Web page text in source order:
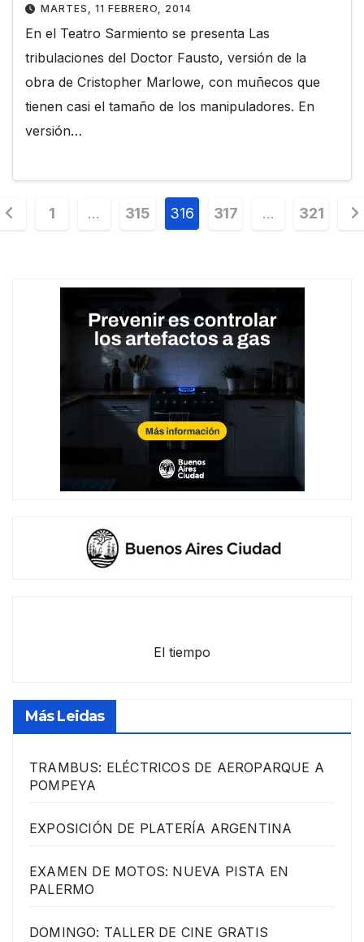
MARTES, 11 FEBRERO, 2014
En el Teatro Sarmiento se presenta Las
tribulaciones del Doctor Fausto, versión de la
obra de Cristopher Marlowe, con muñecos que
tienen casi el tamaño de los manipuladores. En
versión…
1 … 315 316 317 … 321
El tiempo
Más Leidas
TRAMBUS: ELÉCTRICOS DE AEROPARQUE A
POMPEYA
EXPOSICIÓN DE PLATERÍA ARGENTINA
EXAMEN DE MOTOS: NUEVA PISTA EN
PALERMO
DOMINGO: TALLER DE CINE GRATIS